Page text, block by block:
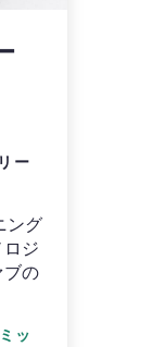
ー
ング
ジ
の
ッ